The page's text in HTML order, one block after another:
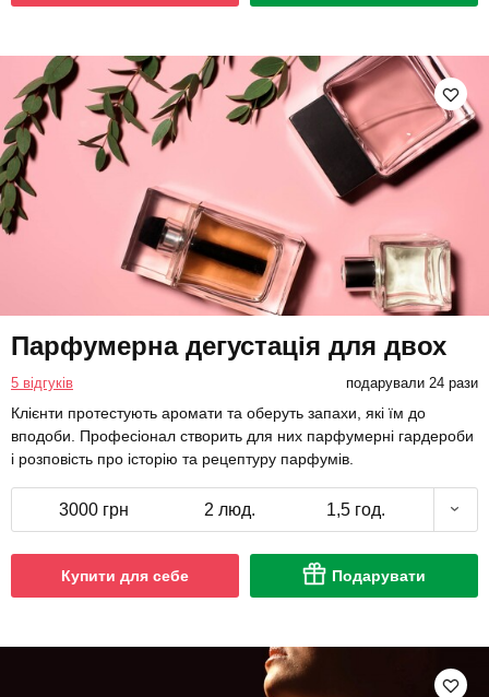
Парфумерна дегустація для двох
5 відгуків подарували 24 рази
Клієнти протестують аромати та оберуть запахи, які їм до
вподоби. Професіонал створить для них парфумерні гардероби
і розповість про історію та рецептуру парфумів.
3000 грн 2 люд. 1,5 год.
Купити для себе Подарувати